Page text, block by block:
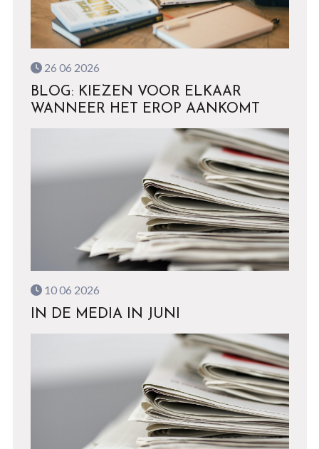
26 06 2026
BLOG: KIEZEN VOOR ELKAAR
WANNEER HET EROP AANKOMT
10 06 2026
IN DE MEDIA IN JUNI